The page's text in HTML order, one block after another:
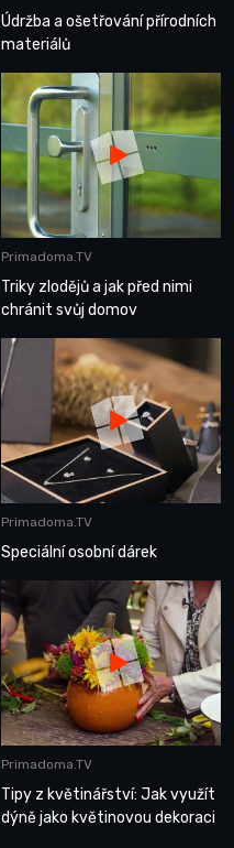
Údržba a ošetřování přírodních
materiálů
Primadoma.TV
Triky zlodějů a jak před nimi
chránit svůj domov
Primadoma.TV
Speciální osobní dárek
Primadoma.TV
Tipy z květinářství: Jak využít
dýně jako květinovou dekoraci